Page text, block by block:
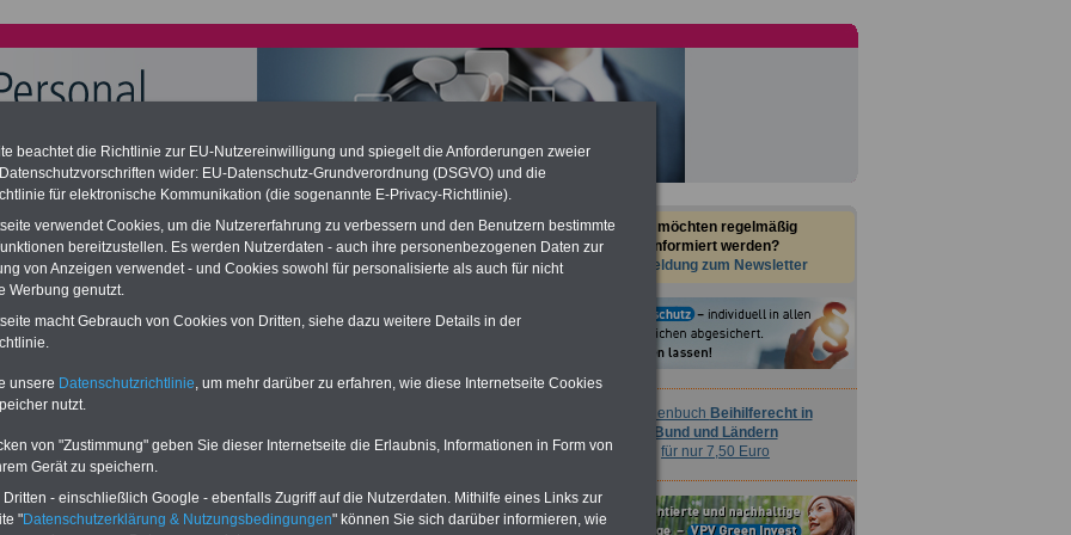
für Telekombeamte (auch im Ruhestand); geringe
hat die Berliner Landesbesoldung für verfassungs-
(Berlin muss bisMärz 2027 eine Neuregelung der Besoldung
Auch beim Bund (Beamte & Ruhestandsbeamte) gibt es teilweise
(Medienberichten zufolge liegt diese für
alle (!) Beamte
der Telekom - zwischenmind. 3.000 und 13.000 Euro, Der INFO-
gibt hierzu eine Broschüre heraus, die unmittelbar nach dem Beschluss
(Vor)Bestellung der Broschüre.
und Tipps für Beschäftigte der Telekom AG
sind Beamte des Bundes. Hier finden Sie mehr Infos zum Beamtenrecht,
Sie möchten regelmäßig
informiert werden?
Anmeldung zum Newsletter
OnlineBuch Nebentätigkeit sind Sie
für nur 7,50 Euro auf der sicheren Seite
Taschenbuch Beihilferecht in
Bund und Ländern
für nur 7,50 Euro
beachtet die Richtlinie zur EU-Nutzereinwilligung und spiegelt die Anforderungen zweier
wider: EU-Datenschutz-Grundverordnung (DSGVO) und die
für elektronische Kommunikation (die sogenannte E-Privacy-Richtlinie).
verwendet Cookies, um die Nutzererfahrung zu verbessern und den Benutzern bestimmte
bereitzustellen. Es werden Nutzerdaten - auch ihre personenbezogenen Daten zur
von Anzeigen verwendet - und Cookies sowohl für personalisierte als auch für nicht
Werbung genutzt.
macht Gebrauch von Cookies von Dritten, siehe dazu weitere Details in der
unsere Datenschutzrichtlinie, um mehr darüber zu erfahren, wie diese Internetseite Cookies
nutzt.
von "Zustimmung" geben Sie dieser Internetseite die Erlaubnis, Informationen in Form von
Gerät zu speichern.
- einschließlich Google - ebenfalls Zugriff auf die Nutzerdaten. Mithilfe eines Links zur
"Datenschutzerklärung & Nutzungsbedingungen" können Sie sich darüber informieren, wie